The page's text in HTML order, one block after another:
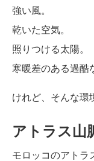
強い風。
乾いた空気。
照りつける太陽。
寒暖差のある過酷
けれど、そんな環
アトラス山
モロッコのアトラ